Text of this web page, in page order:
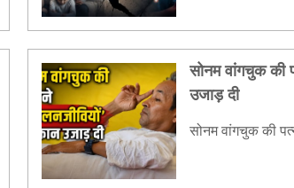
सोनम वांगचुक की
उजाड़ दी
सोनम वांगचुक की